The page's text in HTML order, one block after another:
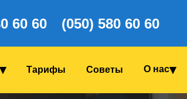
60 60 (050) 580 60 60
Тарифы Coветы О нас